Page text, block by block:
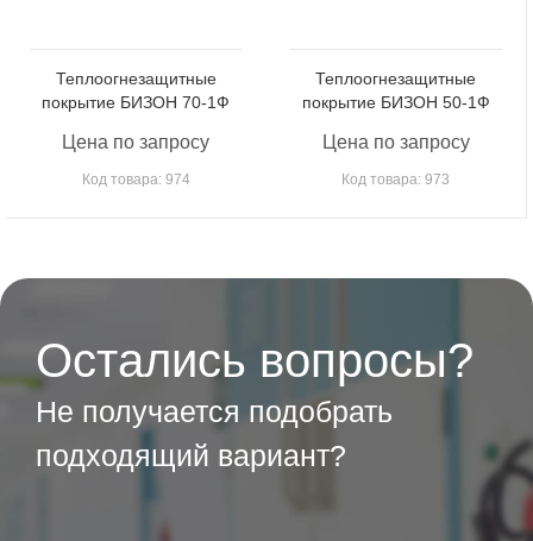
Теплоогнезащитные
покрытие БИЗОН 70-1Ф
Цена по запросу
Код товара: 974
Теплоогнезащитные
покрытие БИЗОН 50-1Ф
Цена по запросу
Код товара: 973
Остались вопросы?
Не получается подобрать
подходящий вариант?